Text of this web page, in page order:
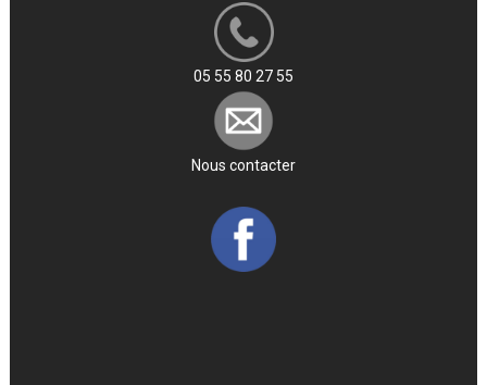
05 55 80 27 55
Nous contacter